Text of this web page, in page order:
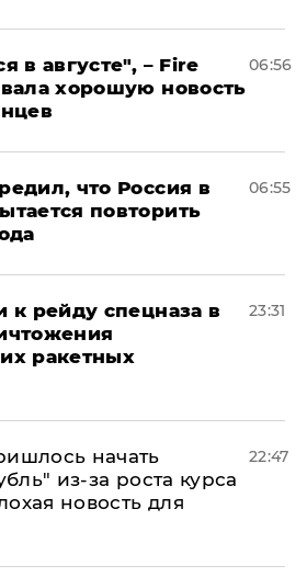
в августе", – Fire
хорошую новость
06:56
что Россия в
повторить
06:55
к рейду спецназа в
ракетных
23:31
начать
из-за роста курса
новость для
22:47